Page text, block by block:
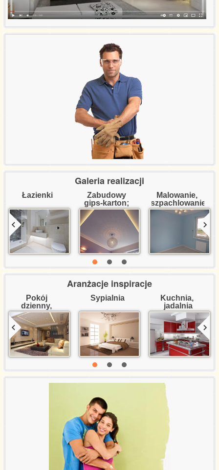
Poradnik remontowy
Referencje certyfikaty
Wycena usług
Kontakt
Galeria realizacji
Łazienki
Zabudowy
gips-karton;
dekoracje
Malowanie,
szpachlowanie
Aranżacje inspiracje
Pokój
dzienny,
salon
Sypialnia
Kuchnia,
jadalnia